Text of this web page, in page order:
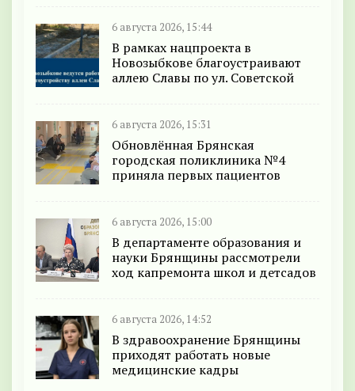
6 августа 2026, 15:44
В рамках нацпроекта в
Новозыбкове благоустраивают
аллею Славы по ул. Советской
6 августа 2026, 15:31
Обновлённая Брянская
городская поликлиника №4
приняла первых пациентов
6 августа 2026, 15:00
В департаменте образования и
науки Брянщины рассмотрели
ход капремонта школ и детсадов
6 августа 2026, 14:52
В здравоохранение Брянщины
приходят работать новые
медицинские кадры